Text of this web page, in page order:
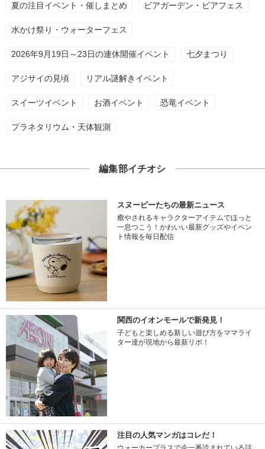
夏の注目イベント・催しまとめ ビアガーデン・ビアフェス
水かけ祭り・ウォーターフェス
2026年9月19日～23日の連休開催イベント 七夕まつり
アジサイの見頃 リアル謎解きイベント
スイーツイベント お酒イベント 恐竜イベント
プラネタリウム・天体観測
編集部イチオシ
スヌーピーたちの最新ニュース
癒やされるキャラクターアイテムでほっと
一息つこう！かわいい最新グッズやイベン
ト情報を毎日配信
関西のイオンモールで新発見！
子どもと楽しめる新しい遊び方をママライ
ター達が現地から最新リポ！
注目の人気マンガはコレだ！